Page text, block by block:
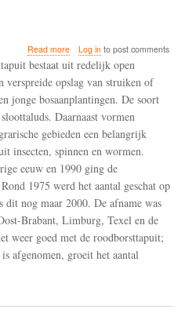
Read moreabout
Het
de
laatste
jaren
weer
goed
met
de
roodborsttapuit
Nederland
Log into post comments
bestaat uit redelijk open
verspreide opslag van struiken of
jonge bosaanplantingen. De soort
Daarnaast vormen
gebieden een belangrijk
insecten, spinnen en wormen.
eeuw en 1990 ging de
1975 werd het aantal geschat op
dit nog maar 2000. De afname was
Brabant, Limburg, Texel en de
weer goed met de roodborsttapuit;
afgenomen, groeit het aantal